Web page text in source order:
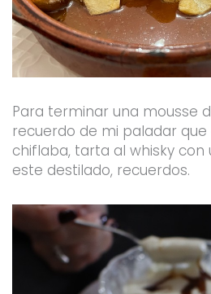
Para terminar una mousse
recuerdo de mi paladar
chiflaba, tarta al whisky
este destilado, recuerdos.